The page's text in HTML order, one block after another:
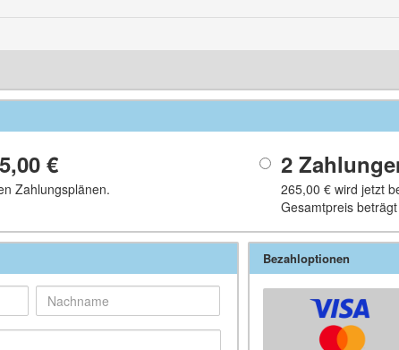
€
Zahlungsplänen.
2
265,00 € wird jetzt
Gesamtpreis beträgt
Bezahloptionen